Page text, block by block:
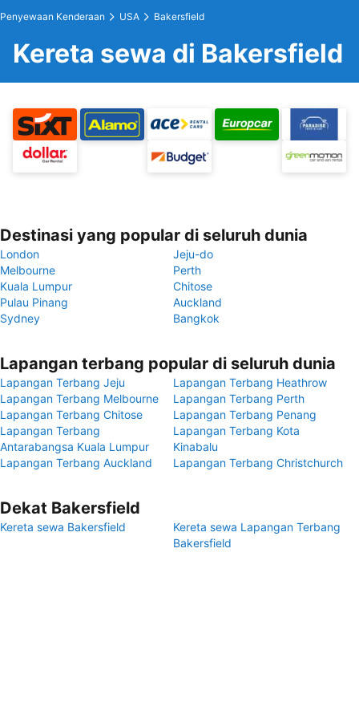
Penyewaan Kenderaan USA Bakersfield
Kereta sewa di Bakersfield
Destinasi yang popular di seluruh dunia
London
Jeju-do
Melbourne
Perth
Kuala Lumpur
Chitose
Pulau Pinang
Auckland
Sydney
Bangkok
Lapangan terbang popular di seluruh dunia
Lapangan Terbang Jeju
Lapangan Terbang Heathrow
Lapangan Terbang Melbourne
Lapangan Terbang Perth
Lapangan Terbang Chitose
Lapangan Terbang Penang
Lapangan Terbang
Antarabangsa Kuala Lumpur
Lapangan Terbang Kota
Kinabalu
Lapangan Terbang Auckland
Lapangan Terbang Christchurch
Dekat Bakersfield
Kereta sewa Bakersfield
Kereta sewa Lapangan Terbang
Bakersfield